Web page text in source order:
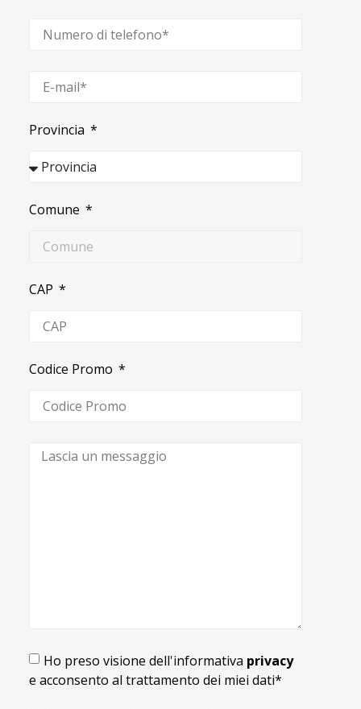
Provincia
Comune
CAP
Codice Promo
Ho preso visione dell'informativa privacy
e acconsento al trattamento dei miei dati*